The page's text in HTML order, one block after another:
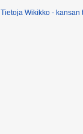
Tietoja Wikikko - kansan